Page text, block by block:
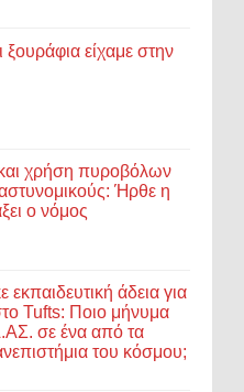
ξουράφια είχαμε στην
χρήση πυροβόλων
Ήρθε η
ο νόμος
άδεια για
Tufts: Ποιο μήνυμα
σε ένα από τα
του κόσμου;